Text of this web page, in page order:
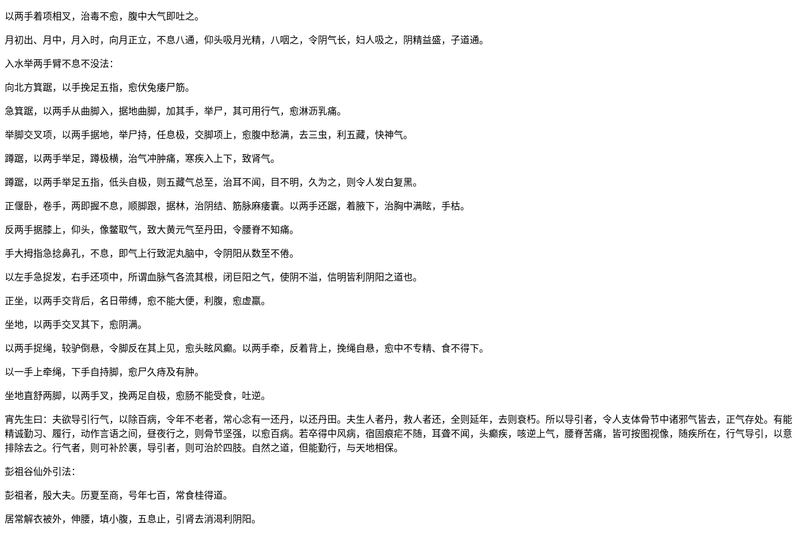
以两手着项相叉，治毒不愈，腹中大气即吐之。
月初出、月中，月入时，向月正立，不息八通，仰头吸月光精，八咽之，令阴气长，妇人吸之，阴精益盛，子道通。
入水举两手臂不息不没法：
向北方箕踞，以手挽足五指，愈伏兔痿尸筋。
急箕踞，以两手从曲脚入，据地曲脚，加其手，举尸，其可用行气，愈淋沥乳痛。
举脚交叉项，以两手据地，举尸持，任息极，交脚项上，愈腹中愁满，去三虫，利五藏，快神气。
蹲踞，以两手举足，蹲极横，治气冲肿痛，寒疾入上下，致肾气。
蹲踞，以两手举足五指，低头自极，则五藏气总至，治耳不闻，目不明，久为之，则令人发白复黑。
正偃卧，卷手，两即握不息，顺脚跟，据林，治阴结、筋脉麻痿囊。以两手还踞，着腋下，治胸中满眩，手枯。
反两手据膝上，仰头，像鳖取气，致大黄元气至丹田，令腰脊不知痛。
手大拇指急捻鼻孔，不息，即气上行致泥丸脑中，令阴阳从数至不倦。
以左手急捉发，右手还项中，所谓血脉气各流其根，闭巨阳之气，使阴不溢，信明皆利阴阳之道也。
正坐，以两手交背后，名日带缚，愈不能大便，利腹，愈虚羸。
坐地，以两手交叉其下，愈阴满。
以两手捉绳，较驴倒悬，令脚反在其上见，愈头眩风癫。以两手牵，反着背上，挽绳自悬，愈中不专精、食不得下。
以一手上牵绳，下手自持脚，愈尸久痔及有肿。
坐地直舒两脚，以两手叉，挽两足自极，愈肠不能受食，吐逆。
宵先生曰：夫欲导引行气，以除百病，令年不老者，常心念有一还丹，以还丹田。夫生人者丹，救人者还，全则延年，去则衰朽。所以导引者，令人支体骨节中诸邪气皆去，正气存处。有能
精诚勤习、履行，动作言语之间，昼夜行之，则骨节坚强，以愈百病。若卒得中风病，宿固痕疟不随，耳聋不闻，头癫疾，咳逆上气，腰脊苦痛，皆可按图视像，随疾所在，行气导引，以意
排除去之。行气者，则可补於裹，导引者，则可治於四肢。自然之道，但能勤行，与天地相保。
彭祖谷仙外引法：
彭祖者，殷大夫。历夏至商，号年七百，常食桂得道。
居常解衣被外，伸腰，填小腹，五息止，引肾去消渴利阴阳。